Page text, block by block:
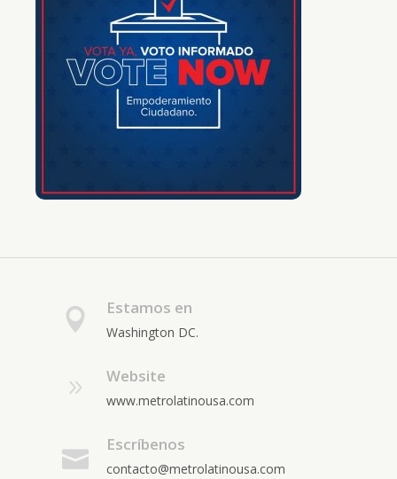
Estamos en
Washington DC.
Website
www.metrolatinousa.com
Escríbenos
contacto@metrolatinousa.com